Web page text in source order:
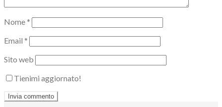
Nome *
Email *
Sito web
Tienimi aggiornato!